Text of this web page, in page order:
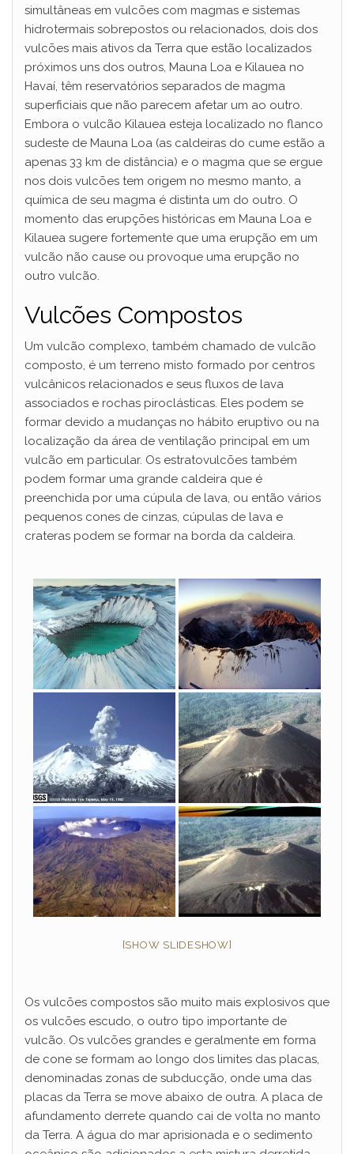
simultâneas em vulcões com magmas e sistemas
hidrotermais sobrepostos ou relacionados, dois dos
vulcões mais ativos da Terra que estão localizados
próximos uns dos outros, Mauna Loa e Kilauea no
Havaí, têm reservatórios separados de magma
superficiais que não parecem afetar um ao outro.
Embora o vulcão Kilauea esteja localizado no flanco
sudeste de Mauna Loa (as caldeiras do cume estão a
apenas 33 km de distância) e o magma que se ergue
nos dois vulcões tem origem no mesmo manto, a
química de seu magma é distinta um do outro. O
momento das erupções históricas em Mauna Loa e
Kilauea sugere fortemente que uma erupção em um
vulcão não cause ou provoque uma erupção no
outro vulcão.
Vulcões Compostos
Um vulcão complexo, também chamado de vulcão
composto, é um terreno misto formado por centros
vulcânicos relacionados e seus fluxos de lava
associados e rochas piroclásticas. Eles podem se
formar devido a mudanças no hábito eruptivo ou na
localização da área de ventilação principal em um
vulcão em particular. Os estratovulcões também
podem formar uma grande caldeira que é
preenchida por uma cúpula de lava, ou então vários
pequenos cones de cinzas, cúpulas de lava e
crateras podem se formar na borda da caldeira.
[SHOW SLIDESHOW]
Os vulcões compostos são muito mais explosivos que
os vulcões escudo, o outro tipo importante de
vulcão. Os vulcões grandes e geralmente em forma
de cone se formam ao longo dos limites das placas,
denominadas zonas de subducção, onde uma das
placas da Terra se move abaixo de outra. A placa de
afundamento derrete quando cai de volta no manto
da Terra. A água do mar aprisionada e o sedimento